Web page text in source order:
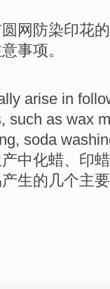
网 防染印花的
事项。
arise in
such as wax
, soda
中化蜡、印
生的 几个主要